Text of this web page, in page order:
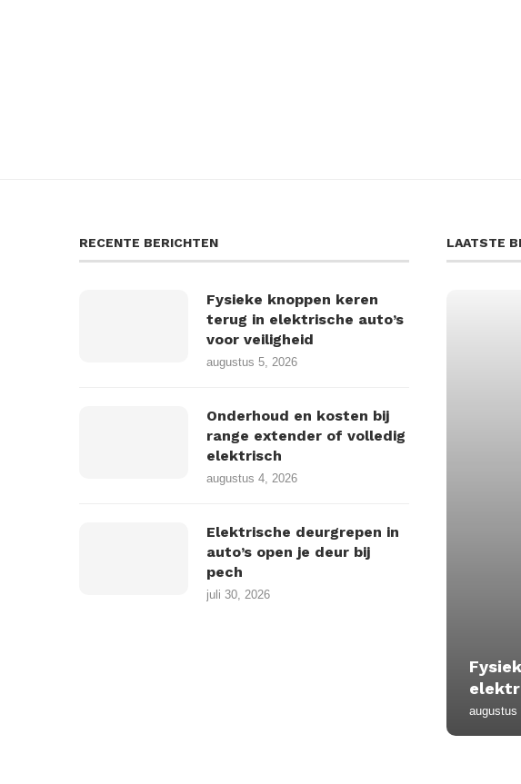
RECENTE BERICHTEN
Fysieke knoppen keren
terug in elektrische auto’s
voor veiligheid
augustus 5, 2026
Onderhoud en kosten bij
range extender of volledig
elektrisch
augustus 4, 2026
Elektrische deurgrepen in
auto’s open je deur bij
pech
juli 30, 2026
LAATSTE
augustus